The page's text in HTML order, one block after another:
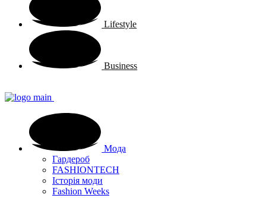
Lifestyle
Business
Мода
Гардероб
FASHIONTECH
Історія моди
Fashion Weeks